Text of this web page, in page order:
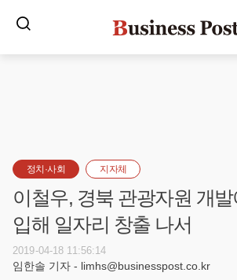
정치·사회 지자체
이철우, 경북 관광자원 개
입해 일자리 창출 나서
2019-04-18 11:56:14
임한솔 기자 - limhs@businesspost.co.kr